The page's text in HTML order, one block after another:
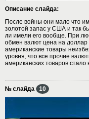
Описание слайда:
После войны они мало что
золотой запас у США и так
ли имели его вообще. При
обмен валют цена на доллар
американские товары
уровня, что все прочие
американских товаров
№ слайда 10